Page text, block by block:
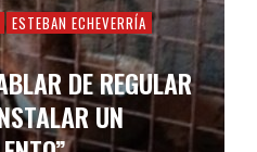
ESTEBAN ECHEVERRÍA
DE REGULAR
UN